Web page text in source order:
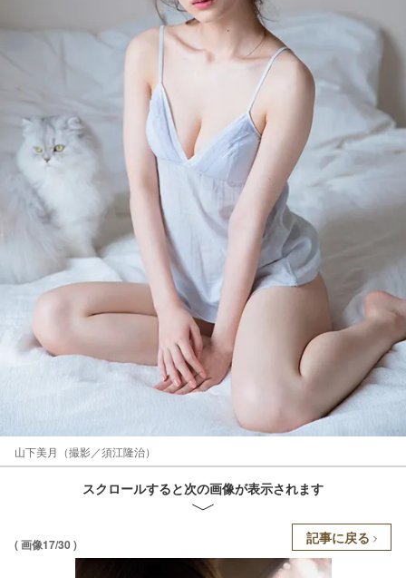
山下美月（撮影／須江隆治）
スクロールすると次の画像が表示されます
( 画像17/30 ) 記事に戻る